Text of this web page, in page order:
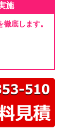
施
底します。